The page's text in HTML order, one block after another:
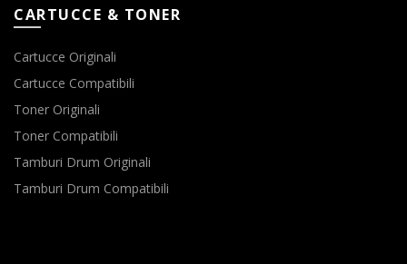
CARTUCCE & TONER
Cartucce Originali
Cartucce Compatibili
Toner Originali
Toner Compatibili
Tamburi Drum Originali
Tamburi Drum Compatibili